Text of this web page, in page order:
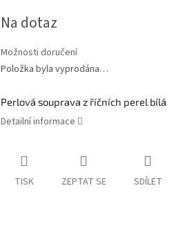
cena:
Na dotaz
Možnosti doručení
Položka byla vyprodána…
Perlová souprava z říčních perel bílá
Detailní informace
TISK ZEPTAT SE SDÍLET